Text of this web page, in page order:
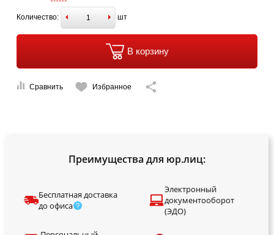
Количество: шт
В корзину
Сравнить Избранное
Преимущества для юр.лиц:
Бесплатная доставка
до офиса
Электронный
документооборот
(ЭДО)